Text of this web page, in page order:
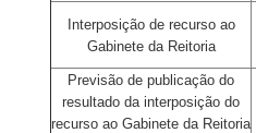
Interposição de recurso ao
Gabinete da Reitoria
Previsão de publicação do
resultado da interposição do
recurso ao Gabinete da Reitoria